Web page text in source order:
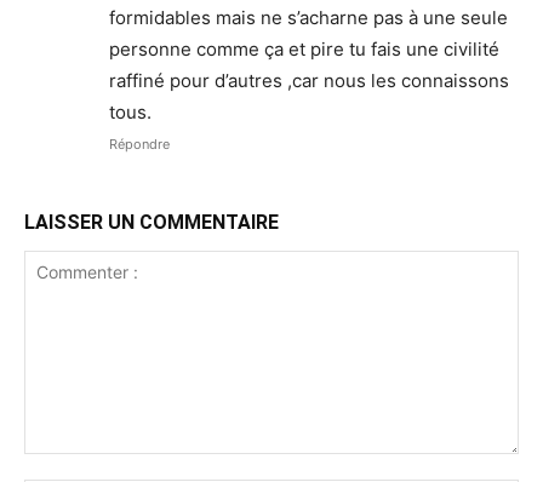
formidables mais ne s’acharne pas à une seule
personne comme ça et pire tu fais une civilité
raffiné pour d’autres ,car nous les connaissons
tous.
Répondre
LAISSER UN COMMENTAIRE